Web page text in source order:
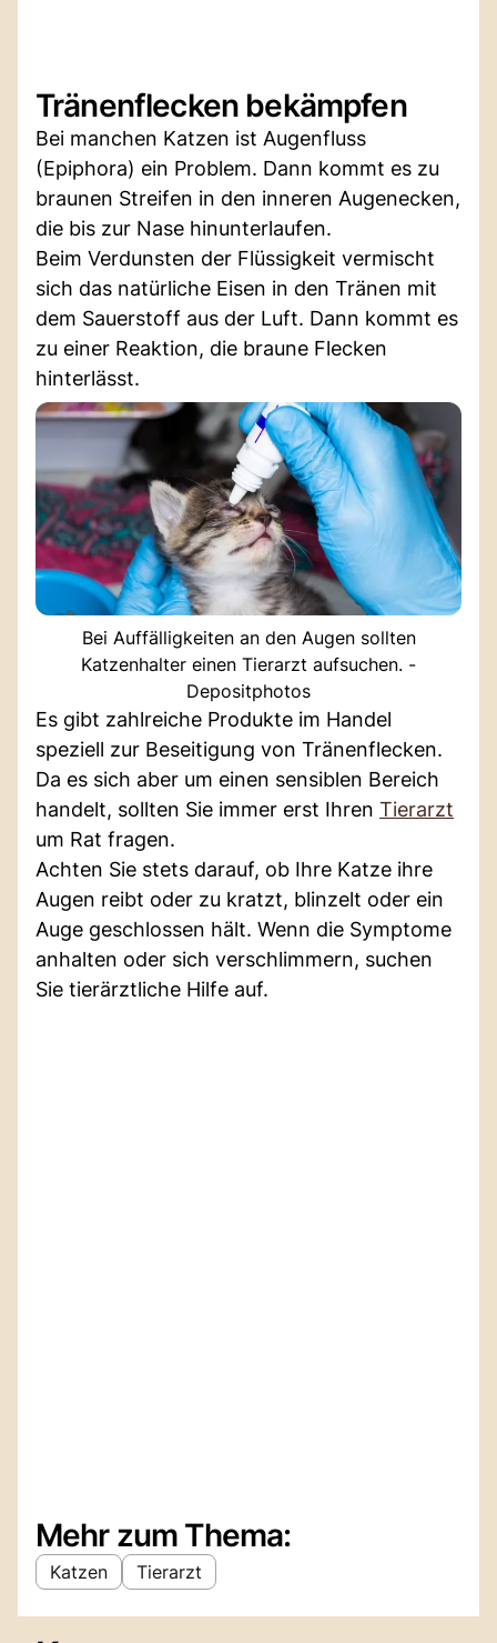
Tränenflecken bekämpfen
Bei manchen Katzen ist Augenfluss
(Epiphora) ein Problem. Dann kommt es zu
braunen Streifen in den inneren Augenecken,
die bis zur Nase hinunterlaufen.
Beim Verdunsten der Flüssigkeit vermischt
sich das natürliche Eisen in den Tränen mit
dem Sauerstoff aus der Luft. Dann kommt es
zu einer Reaktion, die braune Flecken
hinterlässt.
Bei Auffälligkeiten an den Augen sollten
Katzenhalter einen Tierarzt aufsuchen. -
Depositphotos
Es gibt zahlreiche Produkte im Handel
speziell zur Beseitigung von Tränenflecken.
Da es sich aber um einen sensiblen Bereich
handelt, sollten Sie immer erst Ihren Tierarzt
um Rat fragen.
Achten Sie stets darauf, ob Ihre Katze ihre
Augen reibt oder zu kratzt, blinzelt oder ein
Auge geschlossen hält. Wenn die Symptome
anhalten oder sich verschlimmern, suchen
Sie tierärztliche Hilfe auf.
Mehr zum Thema:
Katzen Tierarzt